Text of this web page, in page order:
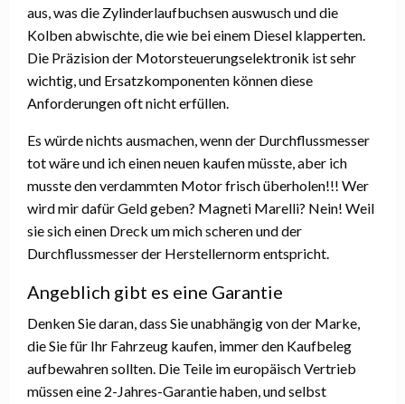
aus, was die Zylinderlaufbuchsen auswusch und die
Kolben abwischte, die wie bei einem Diesel klapperten.
Die Präzision der Motorsteuerungselektronik ist sehr
wichtig, und Ersatzkomponenten können diese
Anforderungen oft nicht erfüllen.
Es würde nichts ausmachen, wenn der Durchflussmesser
tot wäre und ich einen neuen kaufen müsste, aber ich
musste den verdammten Motor frisch überholen!!! Wer
wird mir dafür Geld geben? Magneti Marelli? Nein! Weil
sie sich einen Dreck um mich scheren und der
Durchflussmesser der Herstellernorm entspricht.
Angeblich gibt es eine Garantie
Denken Sie daran, dass Sie unabhängig von der Marke,
die Sie für Ihr Fahrzeug kaufen, immer den Kaufbeleg
aufbewahren sollten. Die Teile im europäisch Vertrieb
müssen eine 2-Jahres-Garantie haben, und selbst